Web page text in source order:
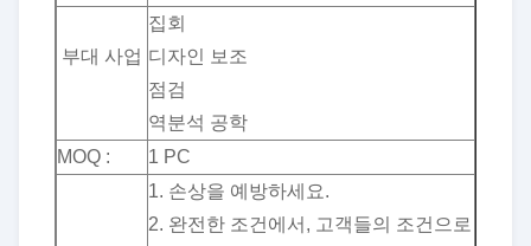
부대 사업
집회
디자인 보조
점검
역분석 공학
MOQ :
1 PC
1. 손상을 예방하세요.
2. 완전한 조건에서, 고객들의 조건으로